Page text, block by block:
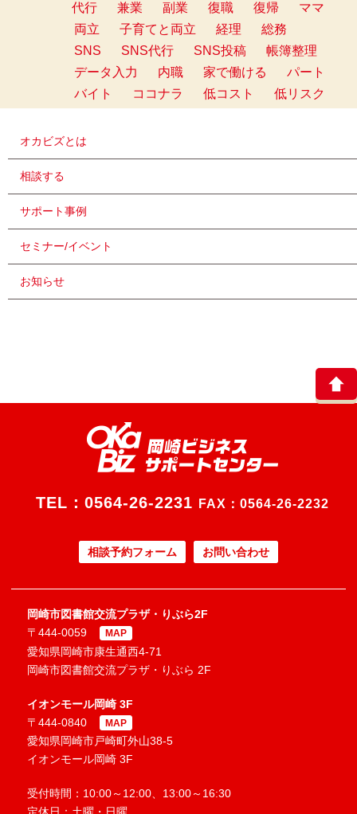
代行
兼業 副業 復職 復帰
ママ
両立
子育てと両立 経理
総務
SNS
SNS代行 SNS投稿
帳簿整理
データ入力
内職 家で働ける
パート
バイト
ココナラ 低コスト 低リスク
オカビズとは
相談する
サポート事例
セミナー/イベント
お知らせ
TEL： 0564-26-2231 FAX：0564-26-2232
相談予約フォーム お問い合わせ
岡崎市図書館交流プラザ・りぶら2F
〒444-0059
MAP
愛知県岡崎市康生通西4-71
岡崎市図書館交流プラザ・りぶら 2F
イオンモール岡崎 3F
〒444-0840
MAP
愛知県岡崎市戸崎町外山38-5
イオンモール岡崎 3F
受付時間：10:00～12:00、13:00～16:30